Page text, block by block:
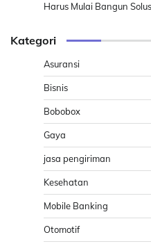
Harus Mulai Bangun
Kategori
Asuransi
Bisnis
Bobobox
Gaya
jasa pengiriman
Kesehatan
Mobile Banking
Otomotif